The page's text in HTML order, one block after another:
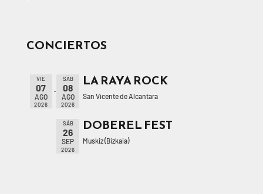
CONCIERTOS
VIE
07
AGO
2026
SÁB
08
AGO
2026
LA RAYA ROCK
San Vicente de Alcantara
SÁB
26
SEP
2026
DOBEREL FEST
Muskiz (Bizkaia)